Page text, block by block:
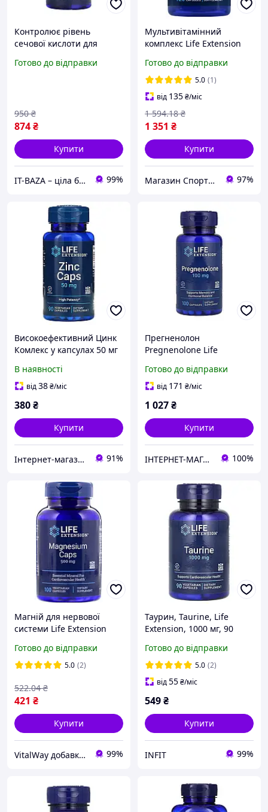
Контролює рівень
сечової кислоти для
речовин Life Extension
Готово до відправки
874₴
950 ₴
Купити
IT-BAZA – ціла база потрібних речей для всієї родини 99%
Мультивітамінний
комплекс Life Extension
капсул
Готово до відправки
5.0 (1)
від 135₴/міс
1 351 ₴
1 594.18 ₴
Купити
Магазин Спортивного Харчування BBpower.in.ua 97%
Високоефективний Цинк
Комлекс у капсулах 50 мг
вегетаріанських капсул
В наявності
від38₴/міс
380₴
Купити
Інтернет-магазин "DJINI" 91%
Прегненолон
Pregnenolone Life
капсул
Готово до відправки
від 171 ₴/міс
1 027₴
Купити
ІНТЕРНЕТ-МАГАЗИН "ВІТАМАНІЯ" 100%
Магній для нервової
системи Life Extension
капсул
Готово до відправки
5.0 (2)
421 ₴
522.04 ₴
Купити
VitalWay добавки для здоров'я 99%
Таурин, Taurine, Life
Extension, 1000 мг, 90
Готово до відправки
5.0 (2)
від55₴/міс
549₴
Купити
INFIT 99%